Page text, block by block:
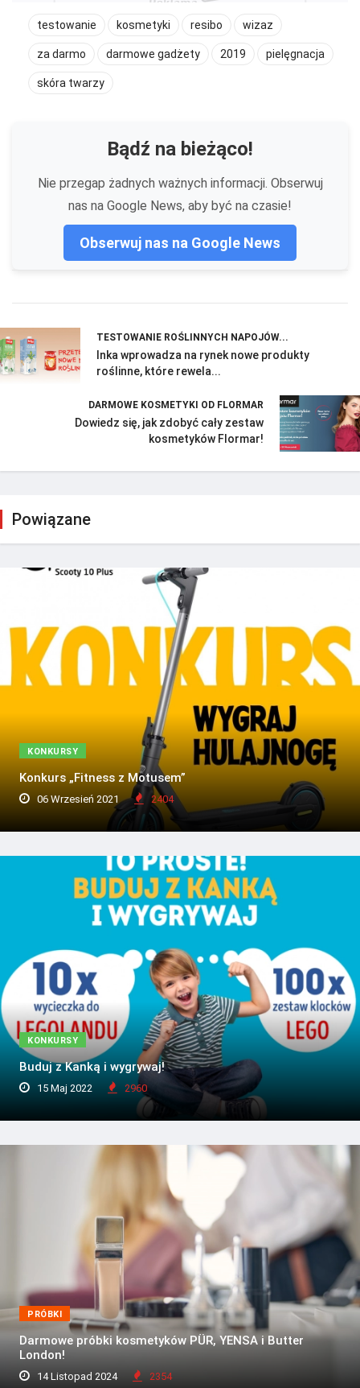
testowanie kosmetyki resibo wizaz
za darmo darmowe gadżety 2019 pielęgnacja
skóra twarzy
Bądź na bieżąco!
Nie przegap żadnych ważnych informacji. Obserwuj
nas na Google News, aby być na czasie!
Obserwuj nas na Google News
TESTOWANIE ROŚLINNYCH NAPOJÓW...
Inka wprowadza na rynek nowe produkty
roślinne, które rewela...
DARMOWE KOSMETYKI OD FLORMAR
Dowiedz się, jak zdobyć cały zestaw
kosmetyków Flormar!
Powiązane
KONKURSY
Konkurs „Fitness z Motusem”
06 Wrzesień 2021 2404
KONKURSY
Buduj z Kanką i wygrywaj!
15 Maj 2022 2960
PRÓBKI
Darmowe próbki kosmetyków PÜR, YENSA i Butter
London!
14 Listopad 2024 2354